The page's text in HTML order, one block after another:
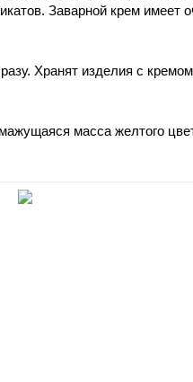
Заварной крем имеет
Хранят изделия с
масса желтого